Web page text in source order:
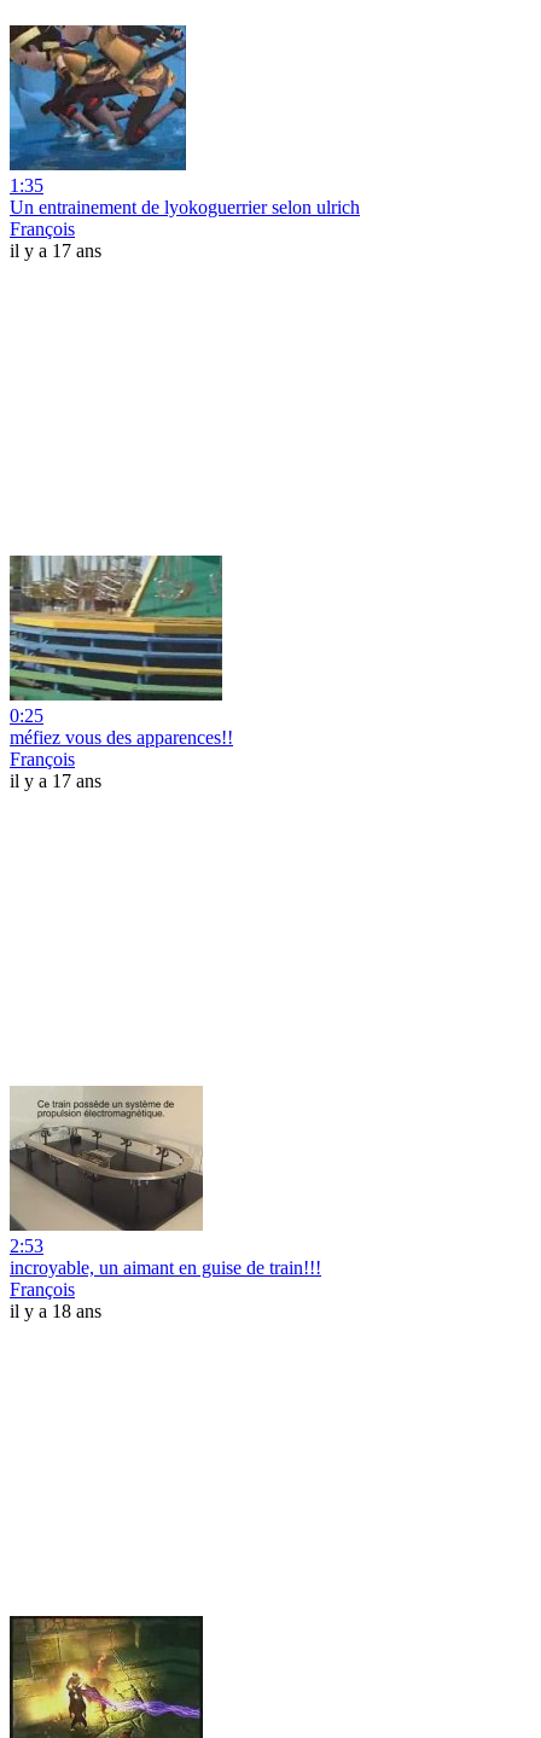
1:35
Un entrainement de lyokoguerrier selon ulrich
François
il y a 17 ans
0:25
méfiez vous des apparences!!
François
il y a 17 ans
2:53
incroyable, un aimant en guise de train!!!
François
il y a 18 ans